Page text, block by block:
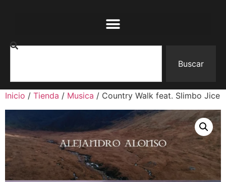
Buscar
Inicio / Tienda / Musica / Country Walk feat. Slimbo Jice